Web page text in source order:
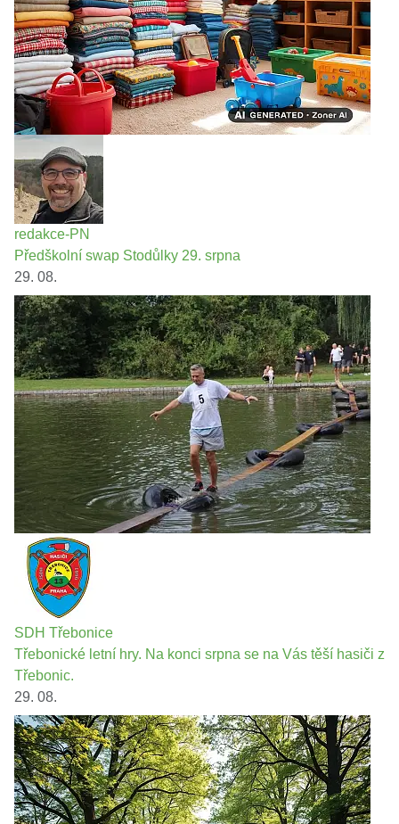
redakce-PN
Předškolní swap Stodůlky 29. srpna
29. 08.
SDH Třebonice
Třebonické letní hry. Na konci srpna se na Vás těší hasiči z
Třebonic.
29. 08.